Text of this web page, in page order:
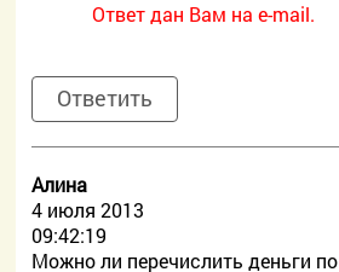
Ответ дан Вам на e-mail.
Ответить
Алина
4 июля 2013
09:42:19
Можно ли перечислить деньги по